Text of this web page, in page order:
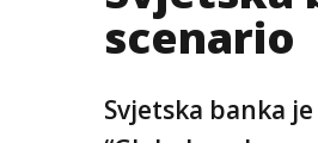
scenario
Svjetska banka